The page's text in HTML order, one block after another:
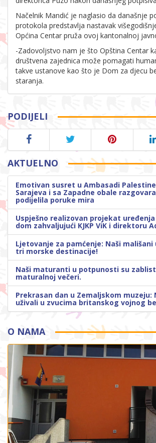
Načelnik Mandić je naglasio da današnje
protokola predstavlja nastavak
Općina Centar pruža ovoj kantonalnoj
-Zadovoljstvo nam je što Opština Centar
društvena zajednica može pomagati
takve ustanove kao što je Dom za djecu
staranja.
PODIJELI
AKTUELNO
Emotivan susret u Ambasadi
Sarajeva i sa Zapadne obale
podijelila poruke mira
Uspješno realizovan projekat
dom zahvaljujući KJKP ViK i direktoru
Ljetovanje za pamćenje: Naši mališani
tri morske destinacije!
Naši maturanti u potpunosti su
maturalnoj večeri.
Prekrasan dan u Zemaljskom muzeju:
uživali u zvucima britanskog vojnog
O NAMA